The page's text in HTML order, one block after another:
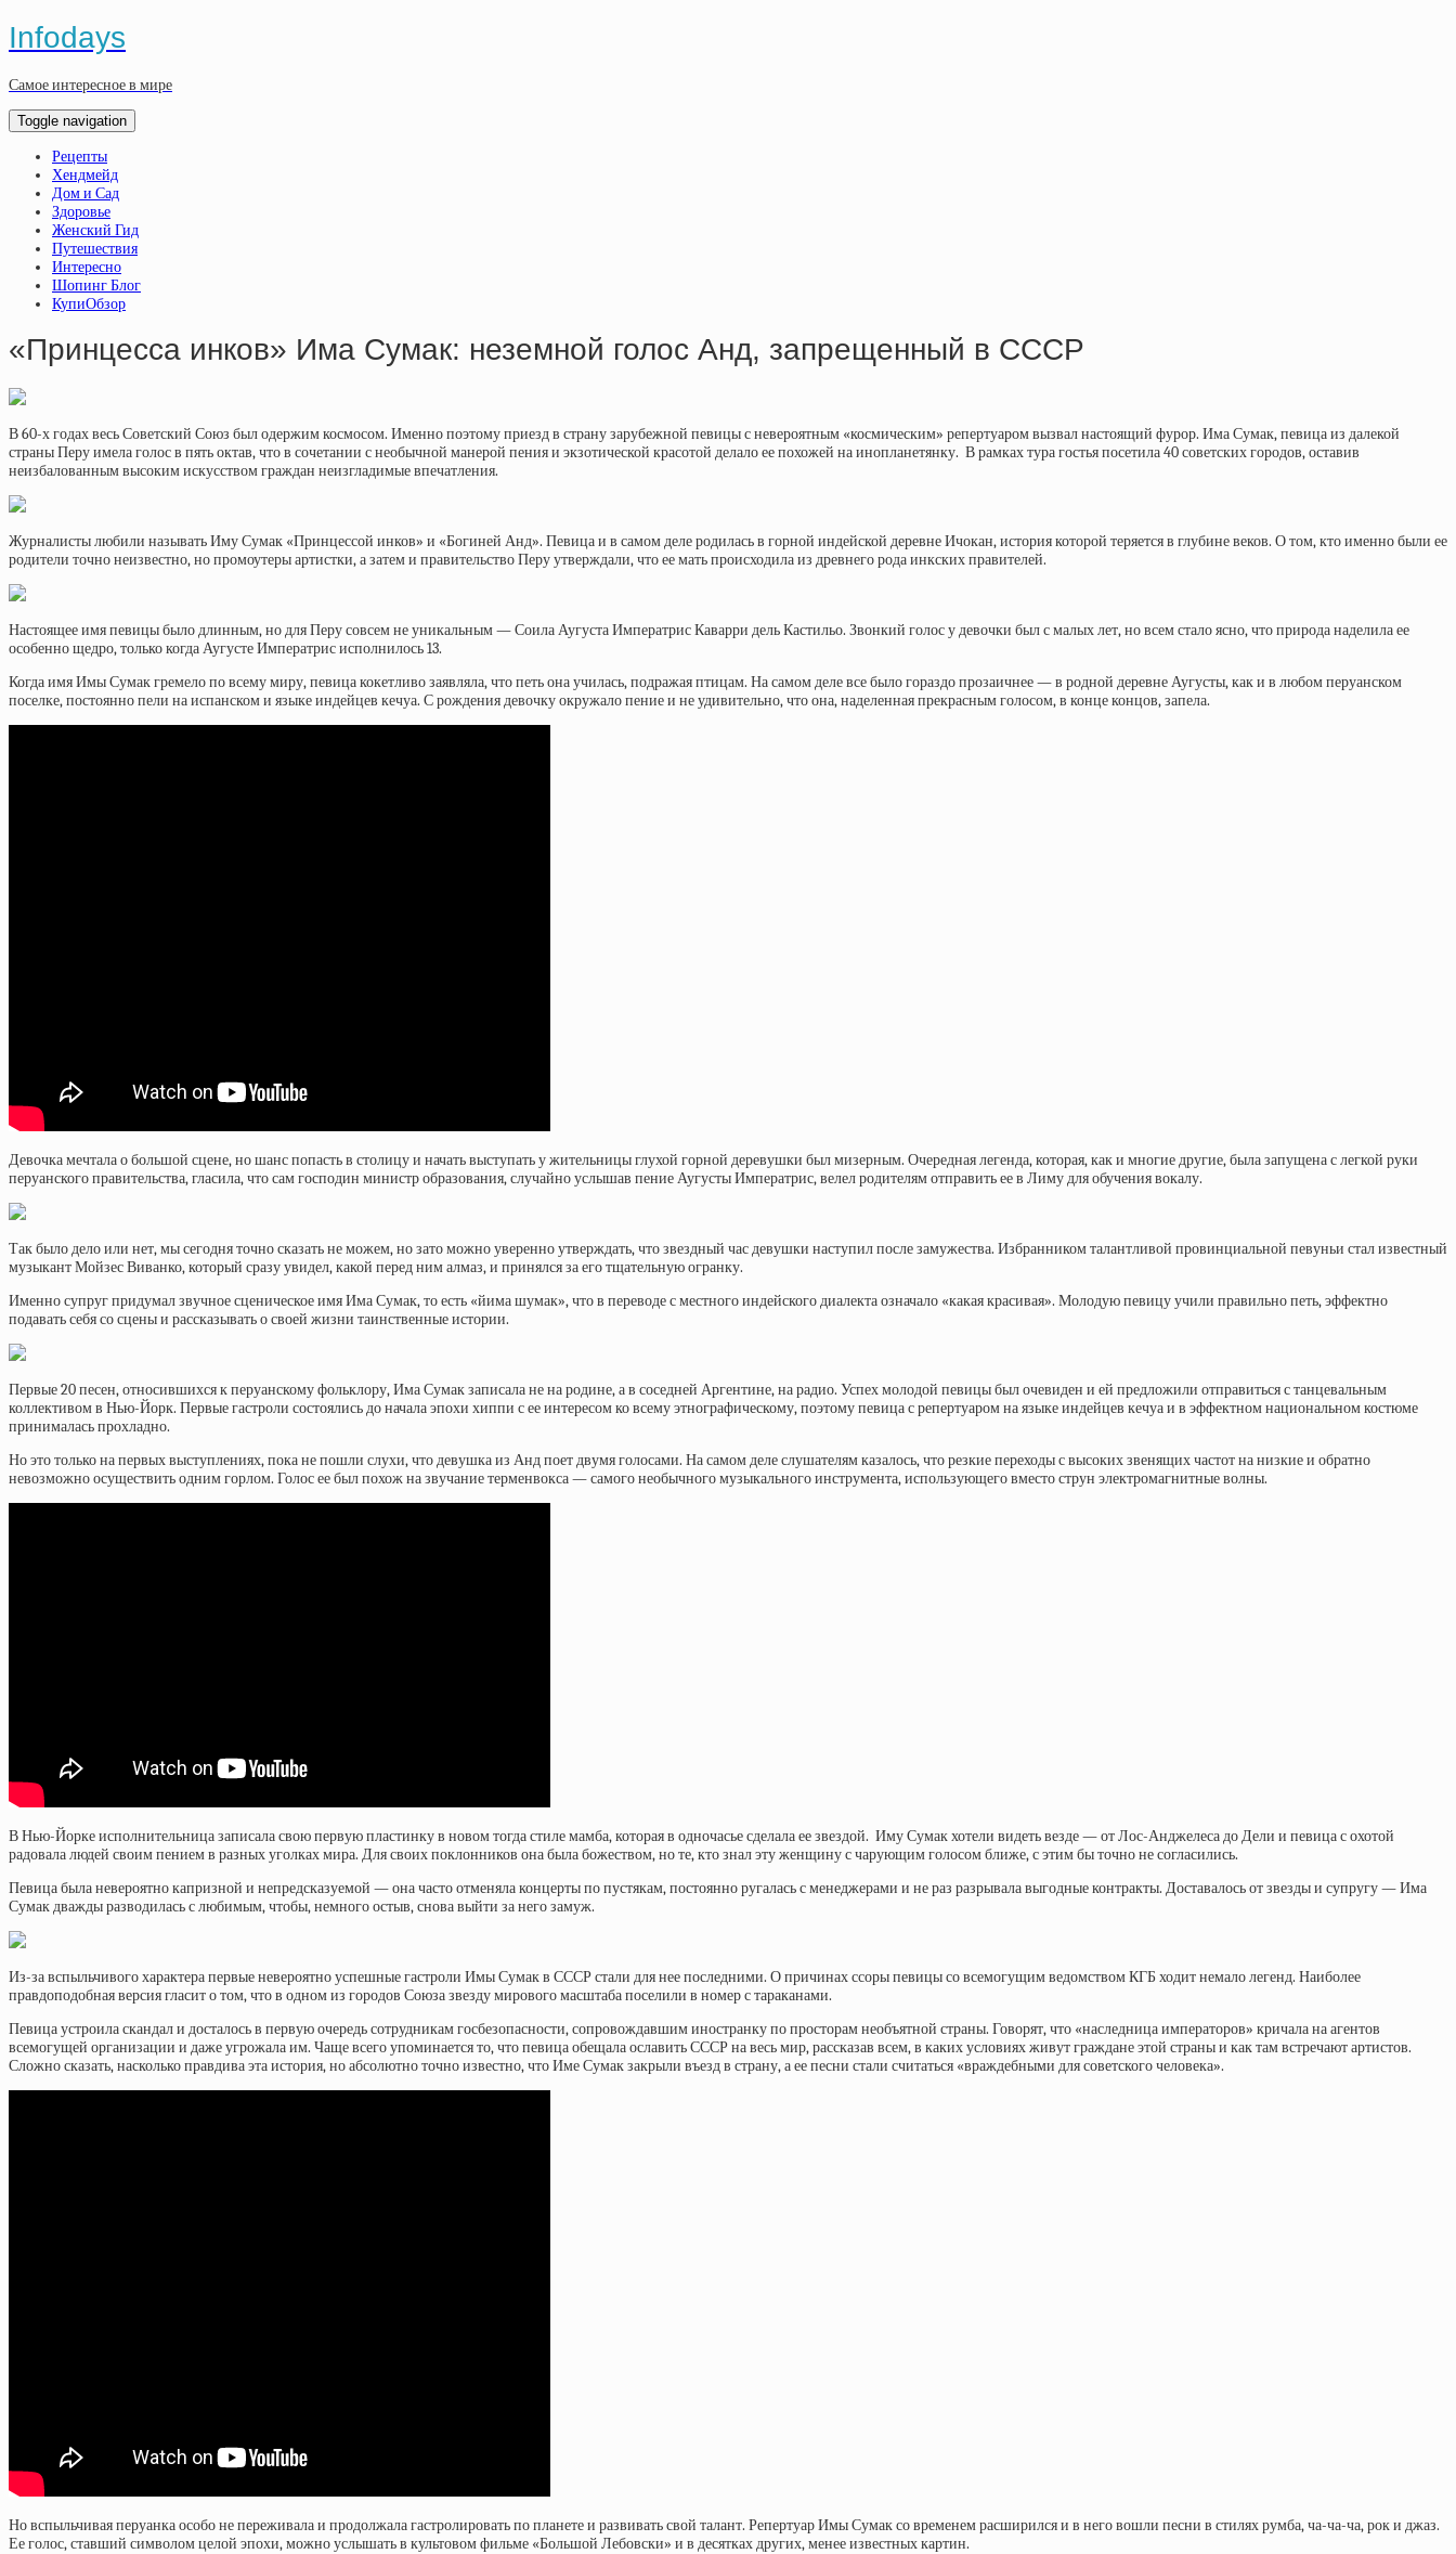
Infodays
Самое интересное в мире
Toggle navigation
Рецепты
Хендмейд
Дом и Сад
Здоровье
Женский Гид
Путешествия
Интересно
Шопинг Блог
КупиОбзор
«Принцесса инков» Има Сумак: неземной голос Анд, запрещенный в СССР
В 60-х годах весь Советский Союз был одержим космосом. Именно поэтому приезд в страну зарубежной певицы с невероятным «космическим» репертуаром вызвал настоящий фурор. Има Сумак, певица из далекой
страны Перу имела голос в пять октав, что в сочетании с необычной манерой пения и экзотической красотой делало ее похожей на инопланетянку. В рамках тура гостья посетила 40 советских городов, оставив
неизбалованным высоким искусством граждан неизгладимые впечатления.
Журналисты любили называть Иму Сумак «Принцессой инков» и «Богиней Анд». Певица и в самом деле родилась в горной индейской деревне Ичокан, история которой теряется в глубине веков. О том, кто именно были ее
родители точно неизвестно, но промоутеры артистки, а затем и правительство Перу утверждали, что ее мать происходила из древнего рода инкских правителей.
Настоящее имя певицы было длинным, но для Перу совсем не уникальным — Соила Аугуста Императрис Каварри дель Кастильо. Звонкий голос у девочки был с малых лет, но всем стало ясно, что природа наделила ее
особенно щедро, только когда Аугусте Императрис исполнилось 13.
Когда имя Имы Сумак гремело по всему миру, певица кокетливо заявляла, что петь она училась, подражая птицам. На самом деле все было гораздо прозаичнее — в родной деревне Аугусты, как и в любом перуанском
поселке, постоянно пели на испанском и языке индейцев кечуа. С рождения девочку окружало пение и не удивительно, что она, наделенная прекрасным голосом, в конце концов, запела.
Девочка мечтала о большой сцене, но шанс попасть в столицу и начать выступать у жительницы глухой горной деревушки был мизерным. Очередная легенда, которая, как и многие другие, была запущена с легкой руки
перуанского правительства, гласила, что сам господин министр образования, случайно услышав пение Аугусты Императрис, велел родителям отправить ее в Лиму для обучения вокалу.
Так было дело или нет, мы сегодня точно сказать не можем, но зато можно уверенно утверждать, что звездный час девушки наступил после замужества. Избранником талантливой провинциальной певуньи стал известный
музыкант Мойзес Виванко, который сразу увидел, какой перед ним алмаз, и принялся за его тщательную огранку.
Именно супруг придумал звучное сценическое имя Има Сумак, то есть «йима шумак», что в переводе с местного индейского диалекта означало «какая красивая». Молодую певицу учили правильно петь, эффектно
подавать себя со сцены и рассказывать о своей жизни таинственные истории.
Первые 20 песен, относившихся к перуанскому фольклору, Има Сумак записала не на родине, а в соседней Аргентине, на радио. Успех молодой певицы был очевиден и ей предложили отправиться с танцевальным
коллективом в Нью-Йорк. Первые гастроли состоялись до начала эпохи хиппи с ее интересом ко всему этнографическому, поэтому певица с репертуаром на языке индейцев кечуа и в эффектном национальном костюме
принималась прохладно.
Но это только на первых выступлениях, пока не пошли слухи, что девушка из Анд поет двумя голосами. На самом деле слушателям казалось, что резкие переходы с высоких звенящих частот на низкие и обратно
невозможно осуществить одним горлом. Голос ее был похож на звучание терменвокса — самого необычного музыкального инструмента, использующего вместо струн электромагнитные волны.
В Нью-Йорке исполнительница записала свою первую пластинку в новом тогда стиле мамба, которая в одночасье сделала ее звездой. Иму Сумак хотели видеть везде — от Лос-Анджелеса до Дели и певица с охотой
радовала людей своим пением в разных уголках мира. Для своих поклонников она была божеством, но те, кто знал эту женщину с чарующим голосом ближе, с этим бы точно не согласились.
Певица была невероятно капризной и непредсказуемой — она часто отменяла концерты по пустякам, постоянно ругалась с менеджерами и не раз разрывала выгодные контракты. Доставалось от звезды и супругу — Има
Сумак дважды разводилась с любимым, чтобы, немного остыв, снова выйти за него замуж.
Из-за вспыльчивого характера первые невероятно успешные гастроли Имы Сумак в СССР стали для нее последними. О причинах ссоры певицы со всемогущим ведомством КГБ ходит немало легенд. Наиболее
правдоподобная версия гласит о том, что в одном из городов Союза звезду мирового масштаба поселили в номер с тараканами.
Певица устроила скандал и досталось в первую очередь сотрудникам госбезопасности, сопровождавшим иностранку по просторам необъятной страны. Говорят, что «наследница императоров» кричала на агентов
всемогущей организации и даже угрожала им. Чаще всего упоминается то, что певица обещала ославить СССР на весь мир, рассказав всем, в каких условиях живут граждане этой страны и как там встречают артистов.
Сложно сказать, насколько правдива эта история, но абсолютно точно известно, что Име Сумак закрыли въезд в страну, а ее песни стали считаться «враждебными для советского человека».
Но вспыльчивая перуанка особо не переживала и продолжала гастролировать по планете и развивать свой талант. Репертуар Имы Сумак со временем расширился и в него вошли песни в стилях румба, ча-ча-ча, рок и джаз.
Ее голос, ставший символом целой эпохи, можно услышать в культовом фильме «Большой Лебовски» и в десятках других, менее известных картин.